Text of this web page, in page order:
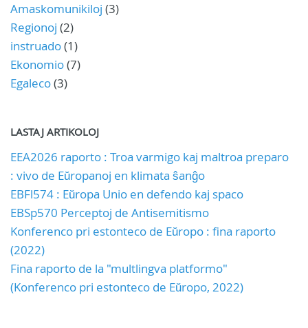
Amaskomunikiloj (3)
Regionoj (2)
instruado(1)
Ekonomio(7)
Egaleco(3)
LASTAJ ARTIKOLOJ
EEA2026 raporto : Troa varmigo kaj maltroa preparo
: vivo de Eŭropanoj en klimata ŝanĝo
EBFl574 : Eŭropa Unio en defendo kaj spaco
EBSp570 Perceptoj de Antisemitismo
Konferenco pri estonteco de Eŭropo : fina raporto
(2022)
Fina raporto de la "multlingva platformo"
(Konferenco pri estonteco de Eŭropo, 2022)